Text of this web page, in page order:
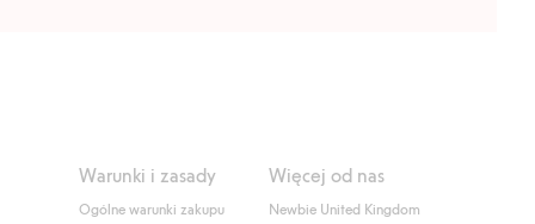
Warunki i zasady
Ogólne warunki zakupu
Więcej od nas
Newbie United Kingdom